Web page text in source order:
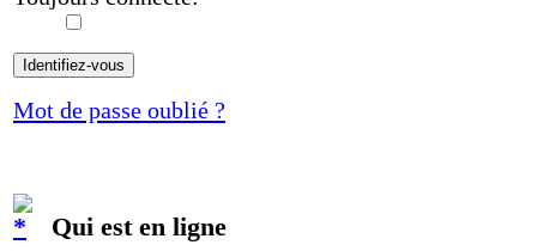
Mot de passe oublié ?
Qui est en ligne